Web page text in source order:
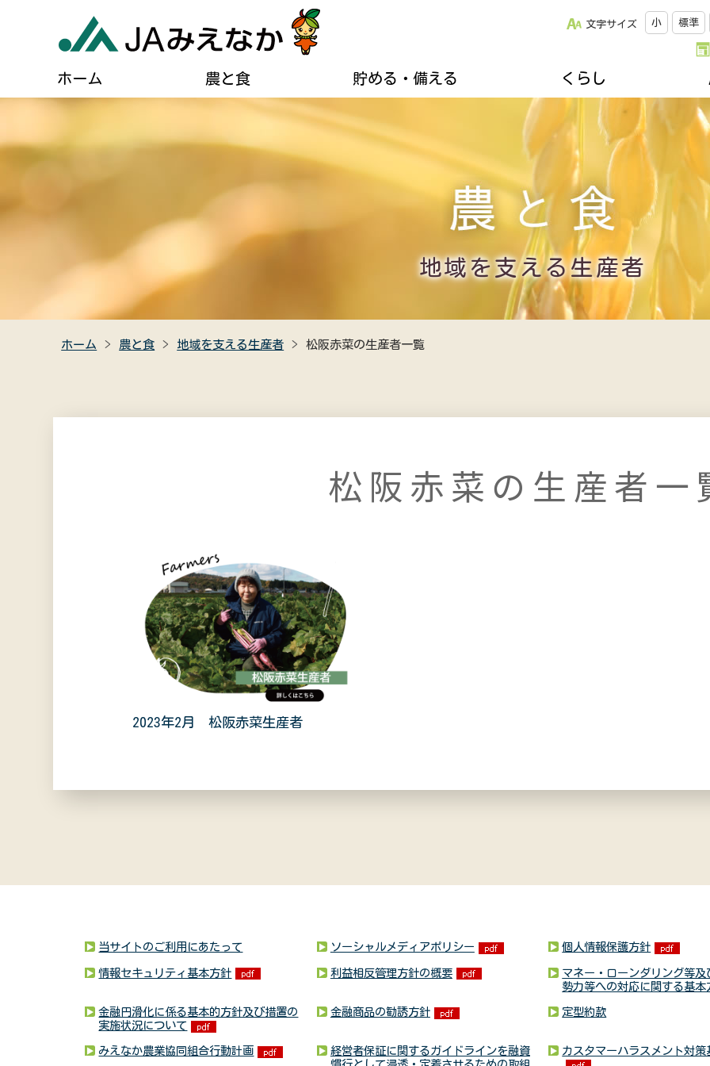
文字サイズ 小 標準
ホーム
農と食
農業に関するご案内
農産物直売所のご案内
JAみえなかの特産品
楽しく家庭菜園
地域を支える生産者
郷土資料館のご案内
貯める・備える
貯める・借りる（JAバンク） ひと・いえ・くるまの保障（JA共済）
くらし
葬儀に関するご相談
女性組織連絡協議会のご紹介
助け合い組織について
高齢者福祉サービス
キッチンスタジオみちゅらる
年金友の会のご案内
不動産・相続に関すること
各種相談会
移動購買車「幸多ろう号」
JAについて
自己改革について
ディスクロージャー
広報誌
採用情報
組合員になりませんか
関連リンク集
地域を支える生産者
ホーム 農と食 地域を支える生産者 松阪赤菜の生産者一覧
松阪赤菜の生産者一
2023年2月 松阪赤菜生産者
当サイトのご利用にあたって ソーシャルメディアポリシー 個人情報保護方針
情報セキュリティ基本方針 利益相反管理方針の概要
マネー・ローンダリング等及
勢力等への対応に関する基本
金融円滑化に係る基本的方針及び措置の
実施状況について
金融商品の勧誘方針 定型約款
みえなか農業協同組合行動計画
経営者保証に関するガイドラインを融資
カスタマーハラスメント対策